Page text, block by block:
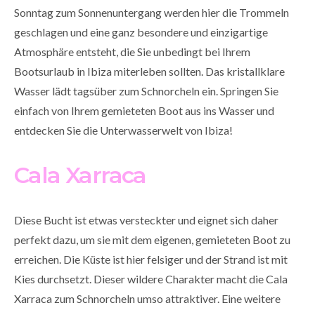
Sonntag zum Sonnenuntergang werden hier die Trommeln
geschlagen und eine ganz besondere und einzigartige
Atmosphäre entsteht, die Sie unbedingt bei Ihrem
Bootsurlaub in Ibiza miterleben sollten. Das kristallklare
Wasser lädt tagsüber zum Schnorcheln ein. Springen Sie
einfach von Ihrem gemieteten Boot aus ins Wasser und
entdecken Sie die Unterwasserwelt von Ibiza!
Cala Xarraca
Diese Bucht ist etwas versteckter und eignet sich daher
perfekt dazu, um sie mit dem eigenen, gemieteten Boot zu
erreichen. Die Küste ist hier felsiger und der Strand ist mit
Kies durchsetzt. Dieser wildere Charakter macht die Cala
Xarraca zum Schnorcheln umso attraktiver. Eine weitere